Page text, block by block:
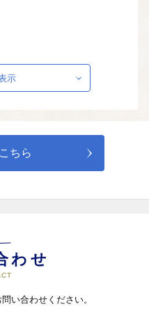
に～
らくし でんちゅう)の作品を展
理運営など〕
金　～ごみの減量及びリ
示
ちら
わせ
い合わせください。